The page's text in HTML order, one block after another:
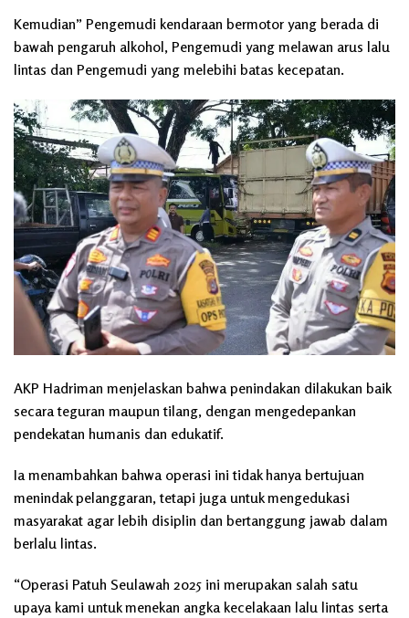
Kemudian” Pengemudi kendaraan bermotor yang berada di
bawah pengaruh alkohol, Pengemudi yang melawan arus lalu
lintas dan Pengemudi yang melebihi batas kecepatan.
AKP Hadriman menjelaskan bahwa penindakan dilakukan baik
secara teguran maupun tilang, dengan mengedepankan
pendekatan humanis dan edukatif.
Ia menambahkan bahwa operasi ini tidak hanya bertujuan
menindak pelanggaran, tetapi juga untuk mengedukasi
masyarakat agar lebih disiplin dan bertanggung jawab dalam
berlalu lintas.
“Operasi Patuh Seulawah 2025 ini merupakan salah satu
upaya kami untuk menekan angka kecelakaan lalu lintas serta